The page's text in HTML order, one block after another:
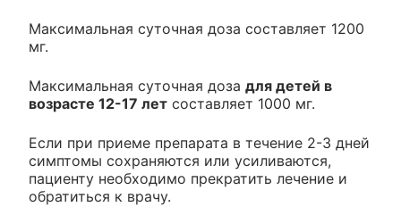
Максимальная суточная доза составляет 1200
мг.
Максимальная суточная доза для детей в
возрасте 12-17 лет составляет 1000 мг.
Если при приеме препарата в течение 2-3 дней
симптомы сохраняются или усиливаются,
пациенту необходимо прекратить лечение и
обратиться к врачу.